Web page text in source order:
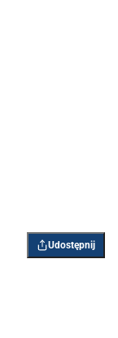
Udostępnij